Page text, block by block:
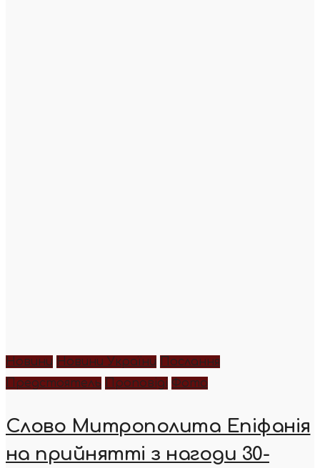
Новини Новини України
Послання
Предстоятель
Проповіді Фото
Слово Митрополита Епіфанія
на прийнятті з нагоди 30-